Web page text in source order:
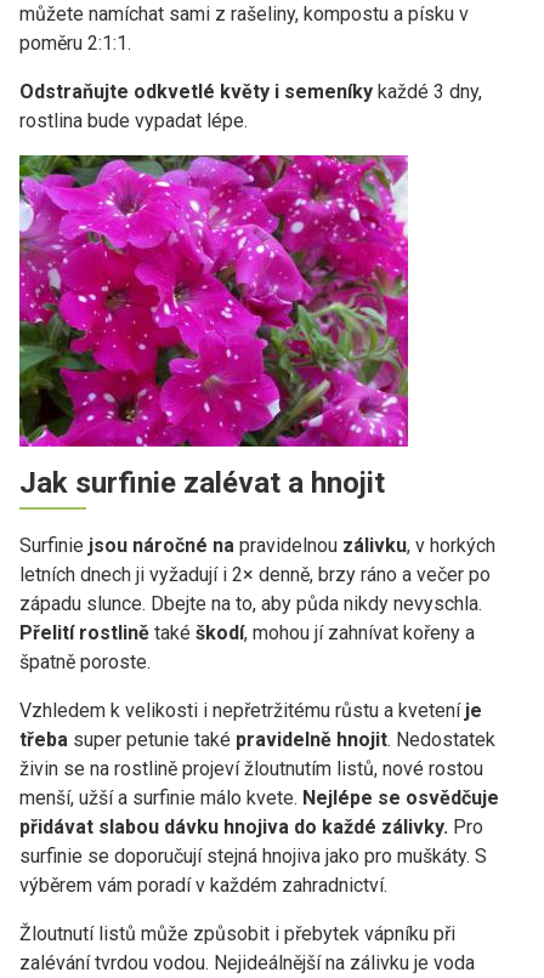
můžete namíchat sami z rašeliny, kompostu a písku v
poměru 2:1:1.
Odstraňujte odkvetlé květy i semeníky každé 3 dny,
rostlina bude vypadat lépe.
Jak surfinie zalévat a hnojit
Surfinie jsou náročné na pravidelnou zálivku, v horkých
letních dnech ji vyžadují i 2× denně, brzy ráno a večer po
západu slunce. Dbejte na to, aby půda nikdy nevyschla.
Přelití rostlině také škodí, mohou jí zahnívat kořeny a
špatně poroste.
Vzhledem k velikosti i nepřetržitému růstu a kveteníje
třeba super petunie také pravidelně hnojit. Nedostatek
živin se na rostlině projeví žloutnutím listů, nové rostou
menší, užší a surfinie málo kvete. Nejlépe se osvědčuje
přidávat slabou dávku hnojiva do každé zálivky. Pro
surfinie se doporučují stejná hnojiva jako pro muškáty. S
výběrem vám poradí v každém zahradnictví.
Žloutnutí listů může způsobit i přebytek vápníku při
zalévání tvrdou vodou. Nejideálnější na zálivku je voda